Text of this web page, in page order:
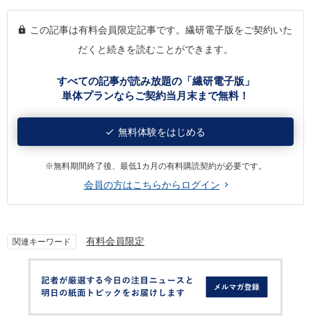
この記事は有料会員限定記事です。繊研電子版をご契約いた
だくと続きを読むことができます。
すべての記事が読み放題の「繊研電子版」
単体プランならご契約当月末まで無料！
無料体験をはじめる
※無料期間終了後、最低1カ月の有料購読契約が必要です。
会員の方はこちらからログイン
関連キーワード 有料会員限定